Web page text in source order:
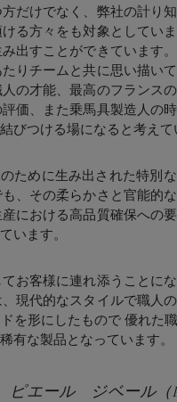
だけでなく、弊社の計り
る方々をも対象としてい
出すことができています
りチームと共に思い描い
の才能、最高のフランス
価、また乗馬具製造人の
びつける場になると考えて
のために生み出された特別
、その柔らかさと官能的
における高品質確保への
います。
お客様に連れ添うことに
現代的なスタイルで職人
を形にしたもので 優れた
有な製品となっています。
ピエール ジベール（